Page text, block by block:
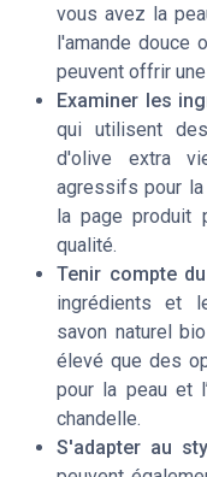
vous avez la
l'amande douce
peuvent offrir
Examiner les
qui utilisent
d'olive extra
agressifs pour
la page produit
qualité.
Tenir compte
ingrédients et
savon naturel
élevé que des
pour la peau et
chandelle.
S'adapter au